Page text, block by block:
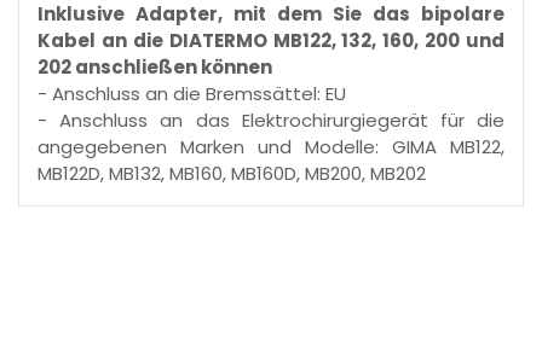
Inklusive Adapter, mit dem Sie das bipolare
Kabel an die DIATERMO MB122, 132, 160, 200 und
202 anschließen können
- Anschluss an die Bremssättel: EU
- Anschluss an das Elektrochirurgiegerät für die
angegebenen Marken und Modelle: GIMA MB122,
MB122D, MB132, MB160, MB160D, MB200, MB202